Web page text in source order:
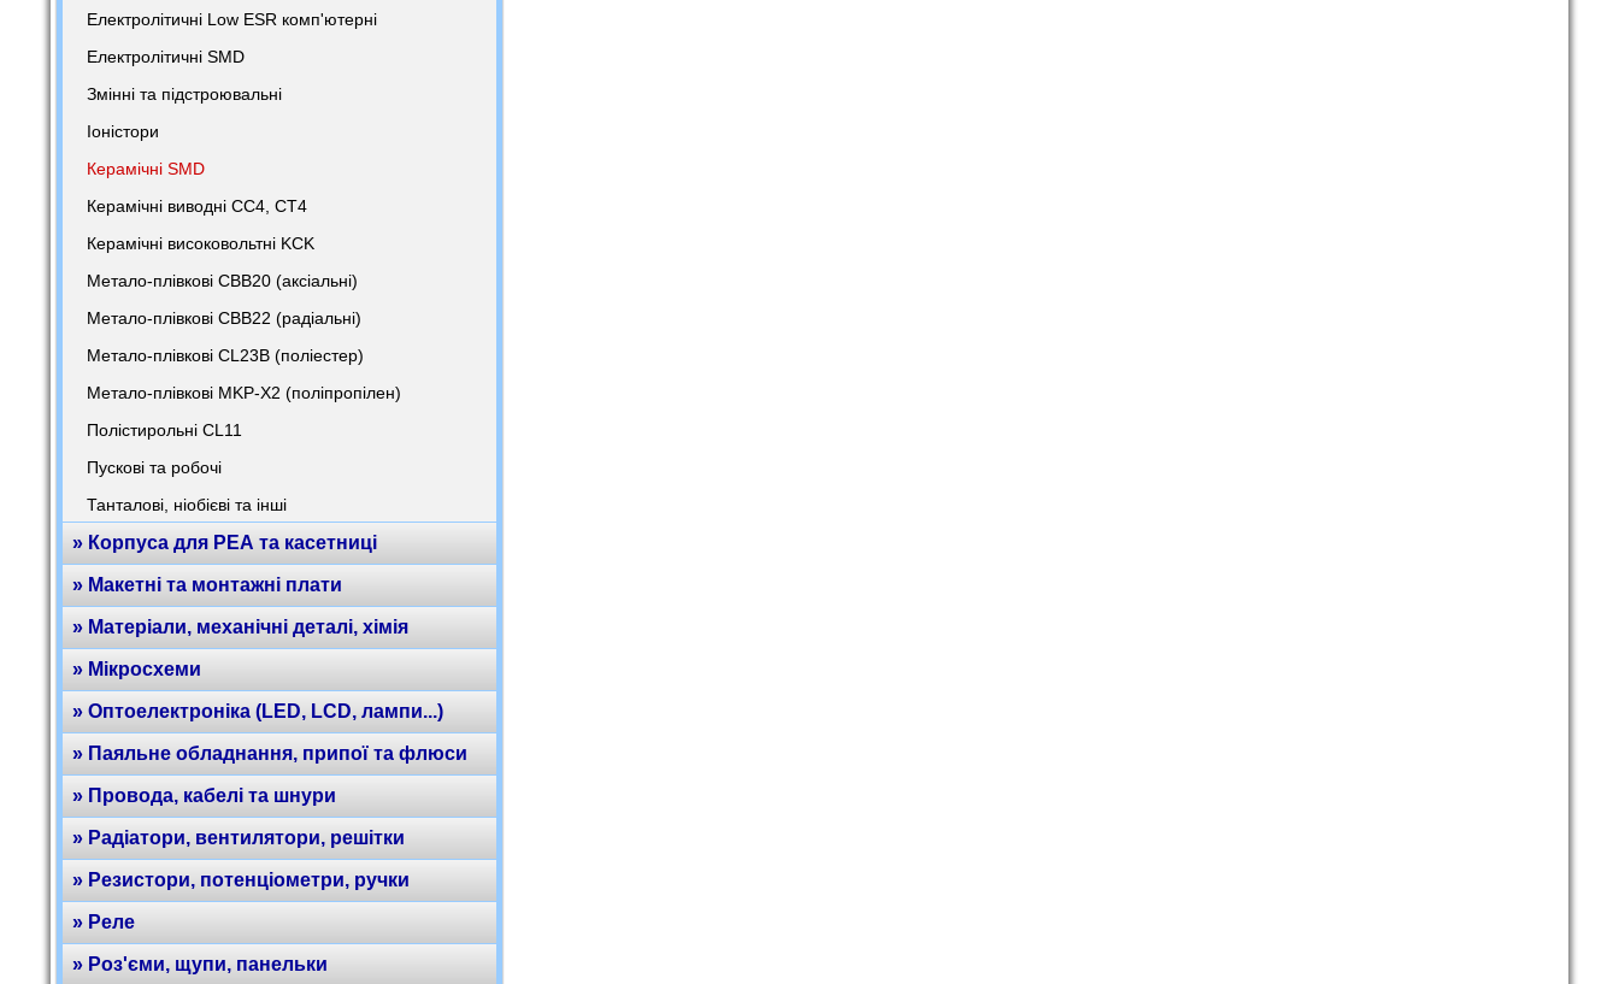
Електролітичні Low ESR комп'ютерні
Електролітичні SMD
Змінні та підстроювальні
Іоністори
Керамічні SMD
Керамічні виводні CC4, CT4
Керамічні високовольтні KCK
Метало-плівкові CBB20 (аксіальні)
Метало-плівкові CBB22 (радіальні)
Метало-плівкові CL23B (поліестер)
Метало-плівкові MKP-X2 (поліпропілен)
Полістирольні CL11
Пускові та робочі
Танталові, ніобієві та інші
» Корпуса для РЕА та касетниці
» Макетні та монтажні плати
» Матеріали, механічні деталі, хімія
» Мікросхеми
» Оптоелектроніка (LED, LCD, лампи...)
» Паяльне обладнання, припої та флюси
» Провода, кабелі та шнури
» Радіатори, вентилятори, решітки
» Резистори, потенціометри, ручки
» Реле
» Роз'єми, щупи, панельки